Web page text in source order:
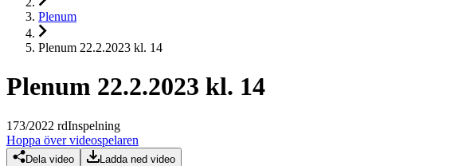
Plenum
Plenum 22.2.2023 kl. 14
Plenum 22.2.2023 kl. 14
173/2022 rdInspelning
Hoppa över videospelaren
Dela video Ladda ned video